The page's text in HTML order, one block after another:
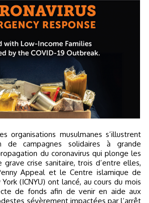
de campagnes solidaires à grande
du coronavirus qui plonge les
grave crise sanitaire, trois d’entre elles,
Appeal et le Centre islamique de
(ICNYU) ont lancé, au cours du mois
de fonds afin de venir en aide aux
sévèrement impactées par l’arrêt